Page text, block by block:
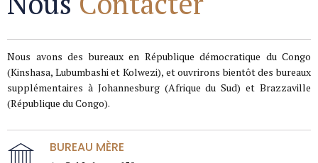
Nous avons des bureaux en République démocratique du Congo
(Kinshasa, Lubumbashi et Kolwezi), et ouvrirons bientôt des bureaux
supplémentaires à Johannesburg (Afrique du Sud) et Brazzaville
(République du Congo).
BUREAU MÈRE